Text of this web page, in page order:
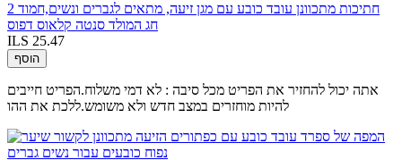
2 חתיכות מתכוונן עובד כובע עם מגן זיעה, מתאים לגברים ונשים,חמוד
חג המולד סנטה קלאוס דפוס
ILS 25.47
הוסף
אתה יכול להחזיר את הפריט מכל סיבה : לא דמי משלוח.הפריט חייבים
להיות מוחזרים במצב חדש ולא משומש.ללכת את ההו